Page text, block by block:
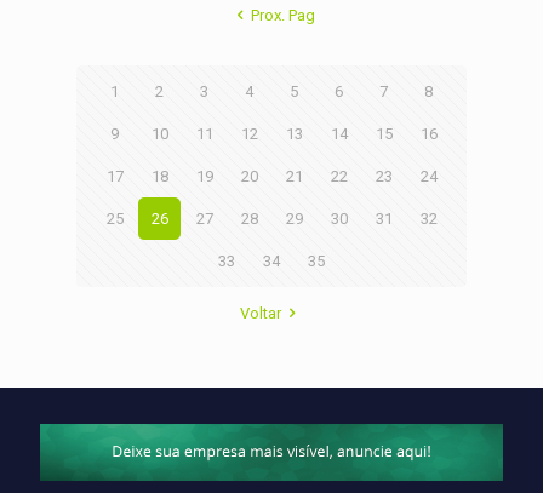
Prox. Pag
1 2 3 4 5 6 7 8
9 10 11 12 13 14 15 16
17 18 19 20 21 22 23 24
25 26 27 28 29 30 31 32
33 34 35
Voltar